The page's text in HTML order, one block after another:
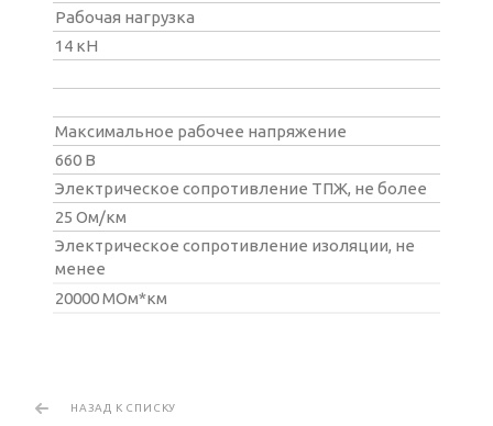
Рабочая нагрузка
14 кН
Максимальное рабочее напряжение
660 В
Электрическое сопротивление ТПЖ, не более
25 Ом/км
Электрическое сопротивление изоляции, не
менее
20000 МОм*км
НАЗАД К СПИСКУ